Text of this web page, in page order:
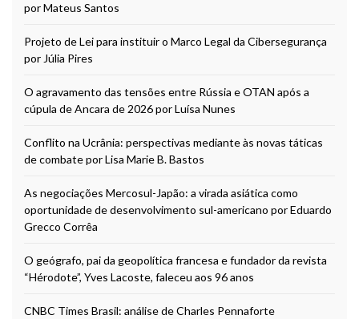
por Mateus Santos
Projeto de Lei para instituir o Marco Legal da Cibersegurança
por Júlia Pires
O agravamento das tensões entre Rússia e OTAN após a
cúpula de Ancara de 2026 por Luísa Nunes
Conflito na Ucrânia: perspectivas mediante às novas táticas
de combate por Lisa Marie B. Bastos
As negociações Mercosul-Japão: a virada asiática como
oportunidade de desenvolvimento sul-americano por Eduardo
Grecco Corrêa
O geógrafo, pai da geopolítica francesa e fundador da revista
“Hérodote”, Yves Lacoste, faleceu aos 96 anos
CNBC Times Brasil: análise de Charles Pennaforte